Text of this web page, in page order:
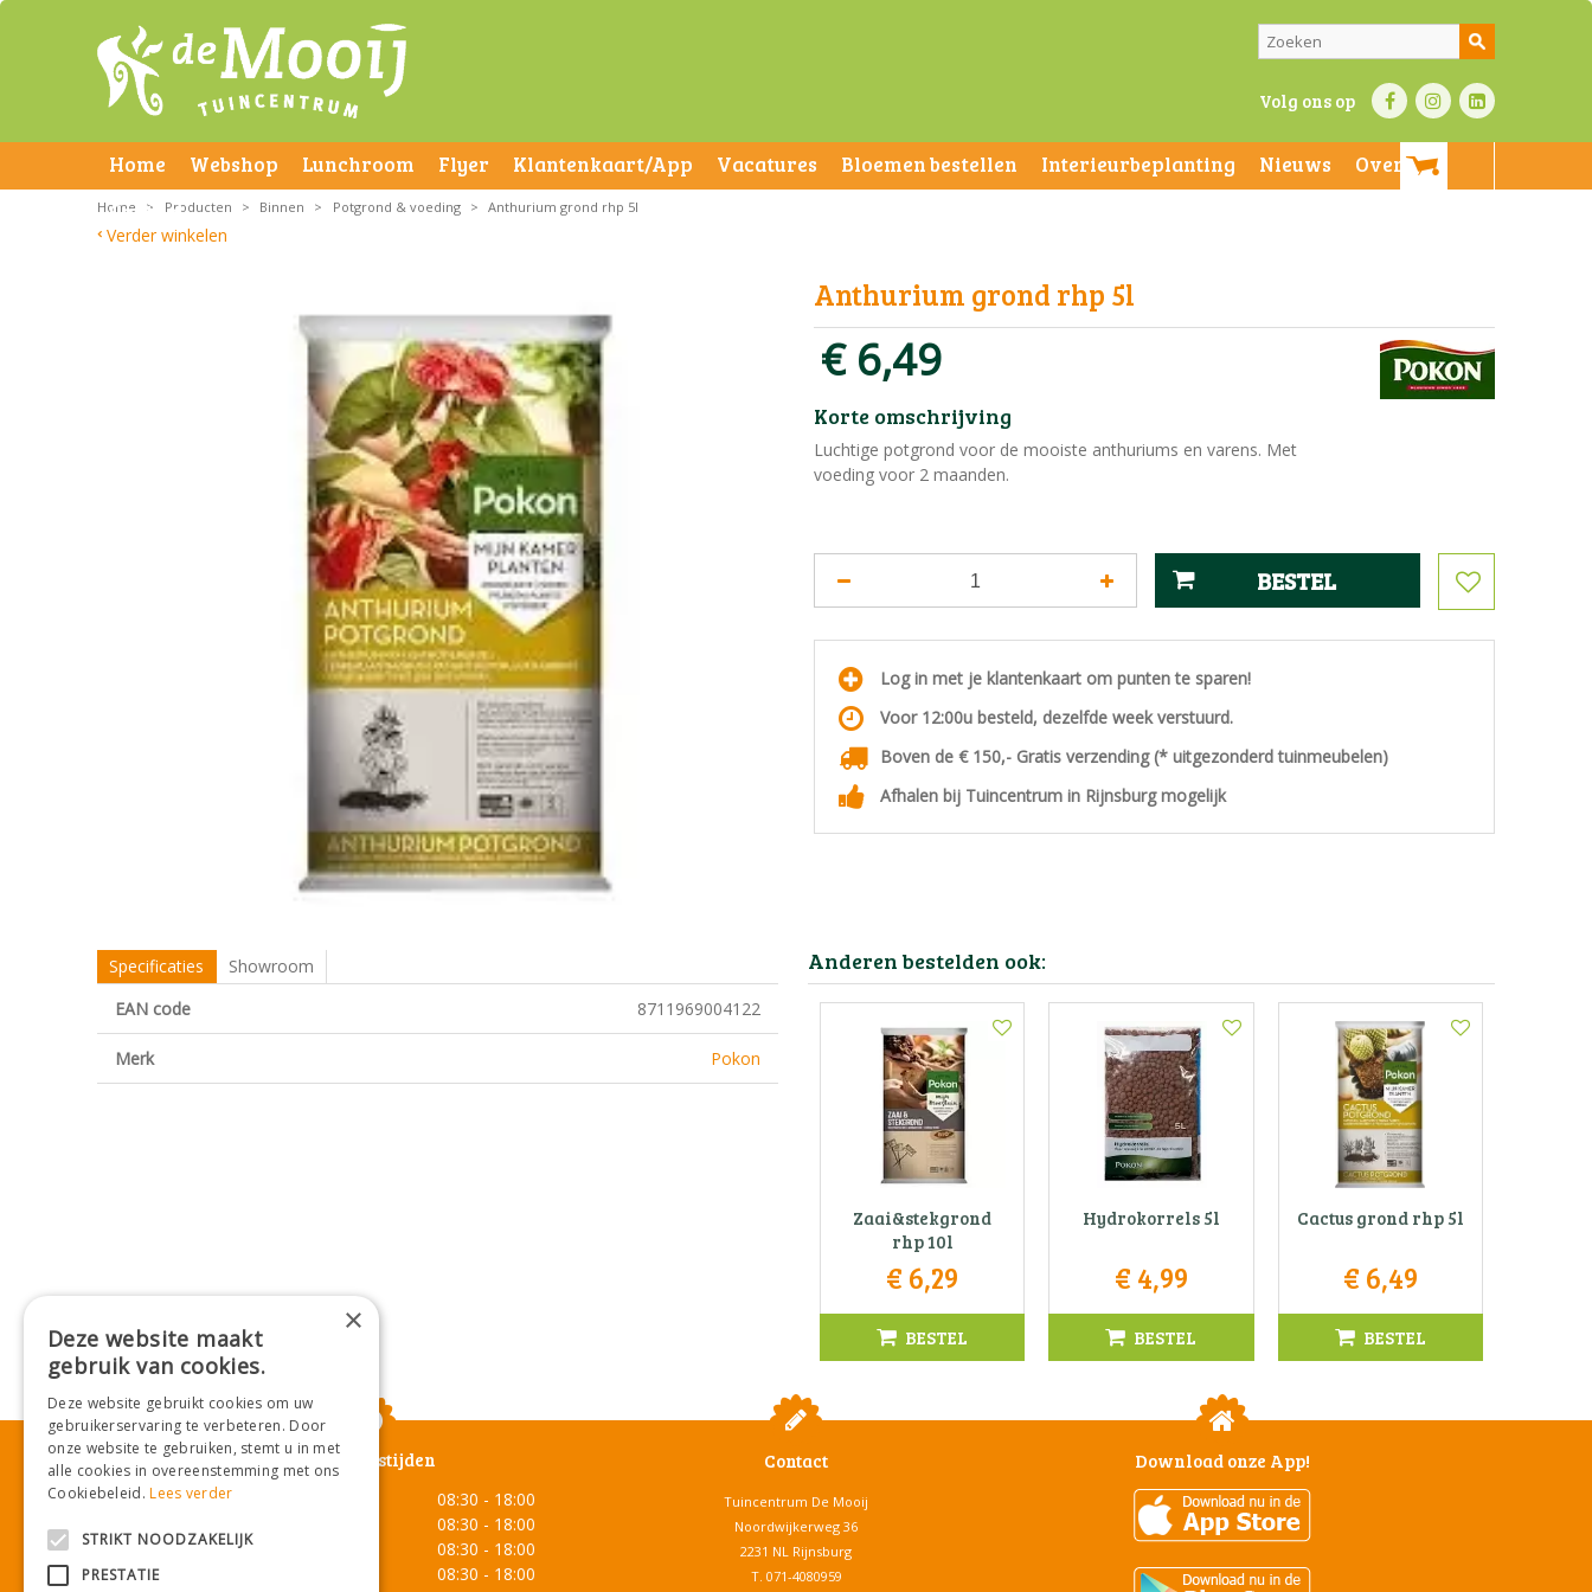
Volg ons op
Home Webshop Lunchroom Flyer Klantenkaart/App Vacatures Bloemen bestellen Interieurbeplanting Nieuws
Over ons
Contact
Home > Producten > Binnen > Potgrond & voeding > Anthurium grond rhp 5l
Verder winkelen
Anthurium grond rhp 5l
€ 6,49
Korte omschrijving
Luchtige potgrond voor de mooiste anthuriums en varens. Met
voeding voor 2 maanden.
Log in met je klantenkaart om punten te sparen!
Voor 12:00u besteld, dezelfde week verstuurd.
Boven de € 150,- Gratis verzending (* uitgezonderd tuinmeubelen)
Afhalen bij Tuincentrum in Rijnsburg mogelijk
Specificaties
Showroom
EAN code
8711969004122
Merk Pokon
Anderen bestelden ook:
Zaai&stekgrond
rhp 10l
€ 6,29
BESTEL
Hydrokorrels 5l
€ 4,99
BESTEL
Cactus grond rhp 5l
€ 6,49
BESTEL
Openingstijden
Maandag
08:30 - 18:00
08:30 - 18:00
Woensdag
08:30 - 18:00
08:30 - 18:00
Contact
Tuincentrum De Mooij
Noordwijkerweg 36
2231 NL Rijnsburg
T. 071-4080959
Download onze App!
×
Deze website maakt
gebruik van cookies.
Deze website gebruikt cookies om uw
gebruikerservaring te verbeteren. Door
onze website te gebruiken, stemt u in met
alle cookies in overeenstemming met ons
Cookiebeleid.Lees verder
STRIKT NOODZAKELIJK
PRESTATIE